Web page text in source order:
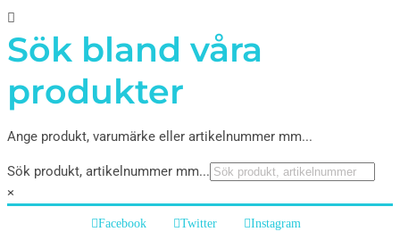
Sök bland våra
produkter
Ange produkt, varumärke eller artikelnummer mm...
Sök produkt, artikelnummer mm...
×
Facebook Twitter Instagram